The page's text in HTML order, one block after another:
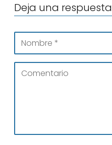
Deja una respuesta